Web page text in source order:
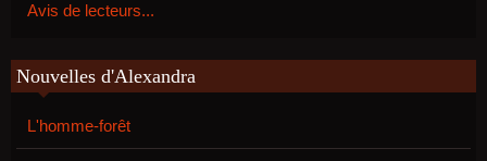
Avis de lecteurs...
Nouvelles d'Alexandra
L'homme-forêt